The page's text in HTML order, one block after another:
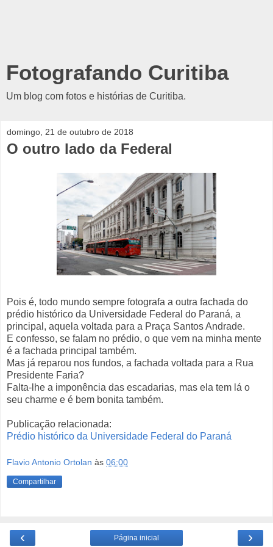
Fotografando Curitiba
Um blog com fotos e histórias de Curitiba.
domingo, 21 de outubro de 2018
O outro lado da Federal
Pois é, todo mundo sempre fotografa a outra fachada do
prédio histórico da Universidade Federal do Paraná, a
principal, aquela voltada para a Praça Santos Andrade.
E confesso, se falam no prédio, o que vem na minha mente
é a fachada principal também.
Mas já reparou nos fundos, a fachada voltada para a Rua
Presidente Faria?
Falta-lhe a imponência das escadarias, mas ela tem lá o
seu charme e é bem bonita também.
Publicação relacionada:
Prédio histórico da Universidade Federal do Paraná
Flavio Antonio Ortolan às 06:00
Compartilhar
‹ ›
Página inicial